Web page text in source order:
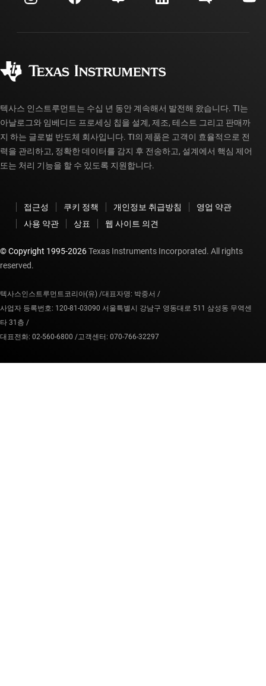
투자 관계
제조
myTI 계정 FAQ
주문 FAQ
텍사스 인스트루먼트는 수십 년 동안 계속해서 발전해 왔습니다. TI는
아날로그와 임베디드 프로세싱 칩을 설계, 제조, 테스트 그리고 판매까
지 하는 글로벌 반도체 회사입니다. TI의 제품은 고객이 효율적으로 전
력을 관리하고, 정확한 데이터를 감지 후 전송하고, 설계에서 핵심 제어
또는 처리 기능을 할 수 있도록 지원합니다.
접근성 쿠키 정책 개인정보 취급방침
영업 약관
사용 약관
상표 웹 사이트 의견
© Copyright 1995-2026Texas Instruments Incorporated. All rights
reserved.
텍사스인스트루먼트코리아(유) /대표자명: 박중서 /
사업자 등록번호: 120-81-03090 서울특별시 강남구 영동대로 511 삼성동 무역센
타 31층 /
대표전화: 02-560-6800 /고객센터: 070-766-32297